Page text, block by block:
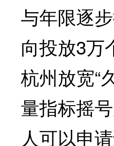
与年限逐
向投放3万
杭州放宽“
量指标摇
人可以申